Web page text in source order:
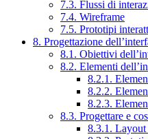
7.3. Flussi di
7.4. Wireframe
7.5. Prototipi
8. Progettazione
8.1. Obiettivi
8.2. Elementi
8.2.1.
8.2.2.
8.2.3.
8.3. Progettare e
8.3.1. Layout